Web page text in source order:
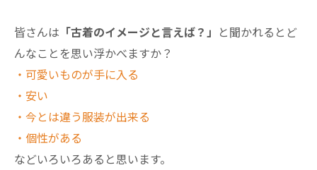
皆さんは 「古着のイメージと言えば？」 と聞かれるとど
んなことを思い浮かべますか？
・可愛いものが手に入る
・安い
・今とは違う服装が出来る
・個性がある
などいろいろあると思います。